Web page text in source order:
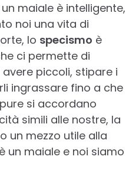
maiale è intelligente,
noi una vita di
lo specismo è
ci permette di
piccoli, stipare i
ingrassare fino a che
si accordano
simili alle nostre, la
un mezzo utile alla
un maiale e noi siamo